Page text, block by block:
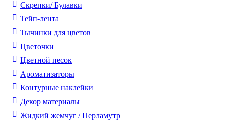
Скрепки/ Булавки
Тейп-лента
Тычинки для цветов
Цветочки
Цветной песок
Ароматизаторы
Контурные наклейки
Декор материалы
Жидкий жемчуг / Перламутр